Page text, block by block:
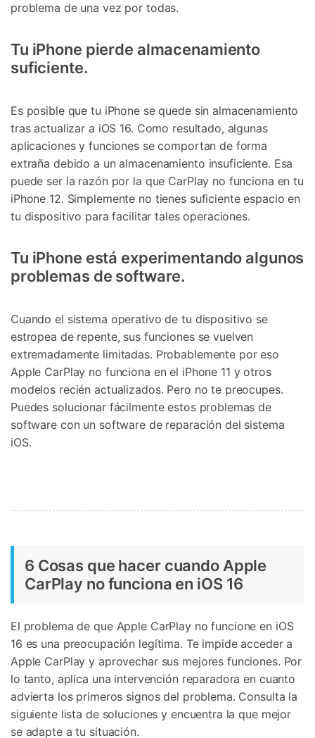
problema de una vez por todas.
Tu iPhone pierde almacenamiento
suficiente.
Es posible que tu iPhone se quede sin almacenamiento
tras actualizar a iOS 16. Como resultado, algunas
aplicaciones y funciones se comportan de forma
extraña debido a un almacenamiento insuficiente. Esa
puede ser la razón por la que CarPlay no funciona en tu
iPhone 12. Simplemente no tienes suficiente espacio en
tu dispositivo para facilitar tales operaciones.
Tu iPhone está experimentando algunos
problemas de software.
Cuando el sistema operativo de tu dispositivo se
estropea de repente, sus funciones se vuelven
extremadamente limitadas. Probablemente por eso
Apple CarPlay no funciona en el iPhone 11 y otros
modelos recién actualizados. Pero no te preocupes.
Puedes solucionar fácilmente estos problemas de
software con un software de reparación del sistema
iOS.
6 Cosas que hacer cuando Apple
CarPlay no funciona en iOS 16
El problema de que Apple CarPlay no funcione en iOS
16 es una preocupación legítima. Te impide acceder a
Apple CarPlay y aprovechar sus mejores funciones. Por
lo tanto, aplica una intervención reparadora en cuanto
advierta los primeros signos del problema. Consulta la
siguiente lista de soluciones y encuentra la que mejor
se adapte a tu situación.